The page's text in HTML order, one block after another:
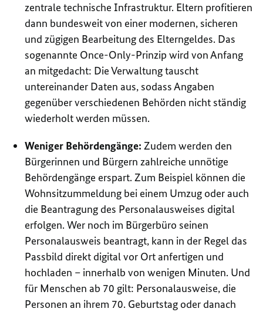
zentrale technische Infrastruktur. Eltern profitieren
dann bundesweit von einer modernen, sicheren
und zügigen Bearbeitung des Elterngeldes. Das
sogenannte Once-Only-Prinzip wird von Anfang
an mitgedacht: Die Verwaltung tauscht
untereinander Daten aus, sodass Angaben
gegenüber verschiedenen Behörden nicht ständig
wiederholt werden müssen.
Weniger Behördengänge:Zudem werden den
Bürgerinnen und Bürgern zahlreiche unnötige
Behördengänge erspart. Zum Beispiel können die
Wohnsitzummeldung bei einem Umzug oder auch
die Beantragung des Personalausweises digital
erfolgen. Wer noch im Bürgerbüro seinen
Personalausweis beantragt, kann in der Regel das
Passbild direkt digital vor Ort anfertigen und
hochladen – innerhalb von wenigen Minuten. Und
für Menschen ab 70 gilt: Personalausweise, die
Personen an ihrem 70. Geburtstag oder danach